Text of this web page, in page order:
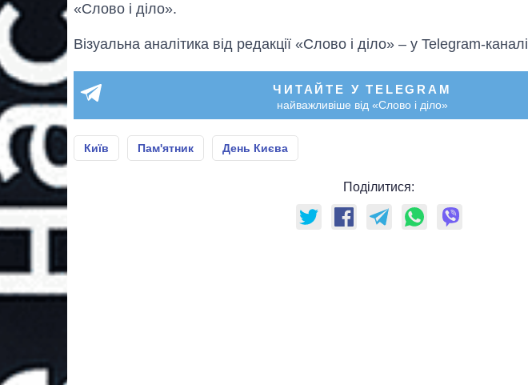
«Слово і діло».
Візуальна аналітика від редакції «Слово і діло» – у Telegram-каналі
ЧИТАЙТЕ У TELEGRAM
найважливіше від «Слово і діло»
Київ Пам'ятник День Києва
Поділитися: